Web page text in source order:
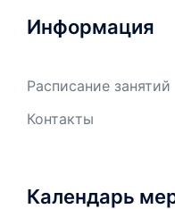
Информация
Расписание занятий
Контакты
Календарь